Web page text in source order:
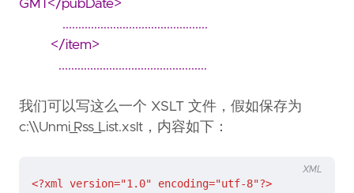
GMT</pubDate>
..............................................
</item>
...............................................
我们可以写这么一个 XSLT 文件，假如保存为
c:\\Unmi_Rss_List.xslt，内容如下：
<?xml version="1.0" encoding="utf-8"?>
XML